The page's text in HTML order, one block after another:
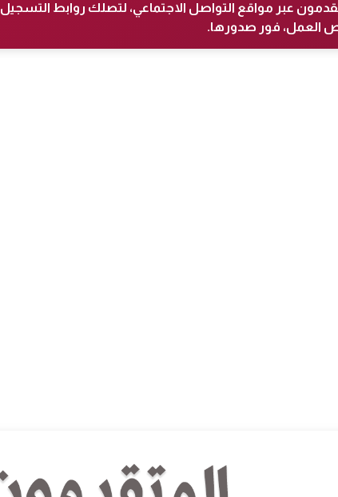
عبر مواقع التواصل الاجتماعي، لتصلك روابط التسجيل
العمل، فور صدورها.